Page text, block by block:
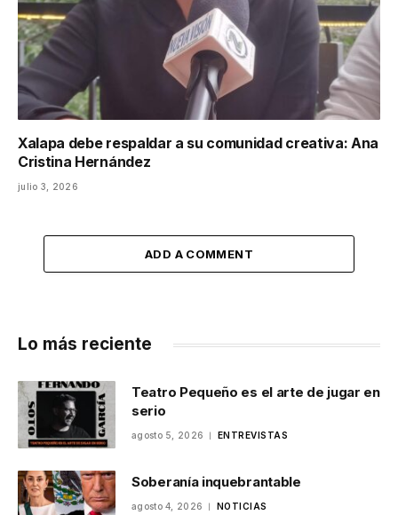
Xalapa debe respaldar a su comunidad creativa: Ana
Cristina Hernández
julio 3, 2026
ADD A COMMENT
Lo más reciente
Teatro Pequeño es el arte de jugar en
serio
agosto 5, 2026 ENTREVISTAS
Soberanía inquebrantable
agosto 4, 2026 NOTICIAS